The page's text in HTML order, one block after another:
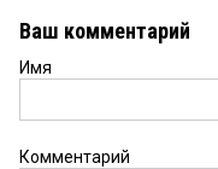
Ваш комментарий
Имя
Комментарий